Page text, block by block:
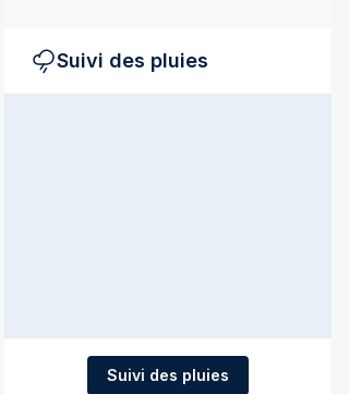
Suivi des pluies
Suivi des pluies